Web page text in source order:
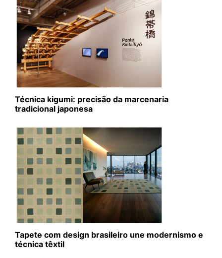
Técnica kigumi: precisão da marcenaria
tradicional japonesa
Tapete com design brasileiro une modernismo e
técnica têxtil